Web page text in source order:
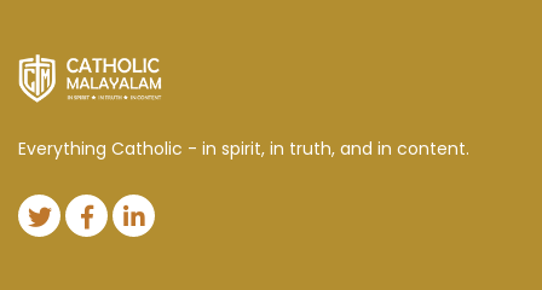
Everything Catholic - in spirit, in truth, and in content.